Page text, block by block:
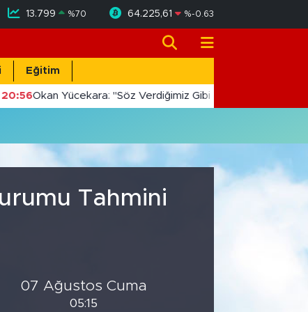
13.799 %70 64.225,61 %-0.63
Eğitim
20:56Okan Yücekara: "Söz Verdiğimiz Gibi Masada Değil,
Tahmini
07 Ağustos Cuma
05:15